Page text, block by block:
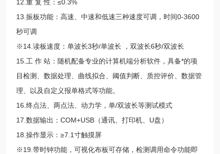
12.重 复 性：≤0.3%
13.振板功能：高速、中速和低速三种速度可调，时间0-3600
秒可调
※14.读板速度：单波长3秒/单波长 ，双波长6秒/双波长
15.工 作 站：随机配备专业的计算机端分析软件，具备*的项
目检测、数据处理、曲线拟合、阈值判断、质控评价、数据管
理、以及自定义报单格式等功能。
16.终点法、两点法、动力学，单/双波长等测试模式
17.数据输出：COM+USB（通讯、打印机、U盘）
18.操作显示：≥7.1寸触摸屏
※19.带时钟功能，可视化布板可存储，检测调用命令功能即